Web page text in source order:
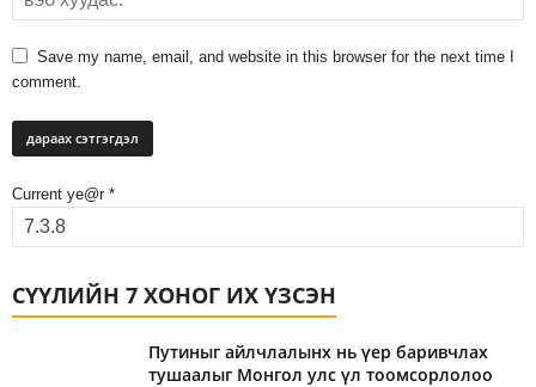
Save my name, email, and website in this browser for the next time I
comment.
Current ye@r *
СҮҮЛИЙН 7 ХОНОГ ИХ ҮЗСЭН
Путиныг айлчлалынх нь үер баривчлах
тушаалыг Монгол улс үл тоомсорлолоо